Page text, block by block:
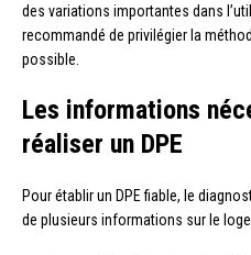
des variations importantes dans
recommandé de privilégier la
possible.
Les informations
réaliser un DPE
Pour établir un DPE fiable, le
de plusieurs informations sur le